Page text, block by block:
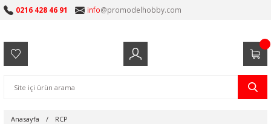
0216 428 46 91 info@promodelhobby.com
Anasayfa RCP